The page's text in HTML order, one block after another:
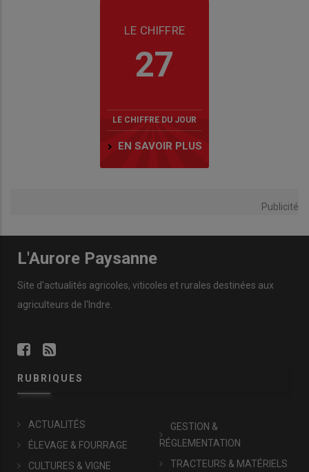
LE CHIFFRE
27
LE CHIFFRE DU JOUR
EN SAVOIR PLUS
Publicité
L'Aurore Paysanne
Site d'actualités agricoles, viticoles et rurales destinées aux
agriculteurs de l'Indre.
RUBRIQUES
ACTUALITÉS
ÉLEVAGE & FOURRAGE
CULTURES & VIGNE
GESTION &
RÉGLEMENTATION
TRACTEURS & MATÉRIELS